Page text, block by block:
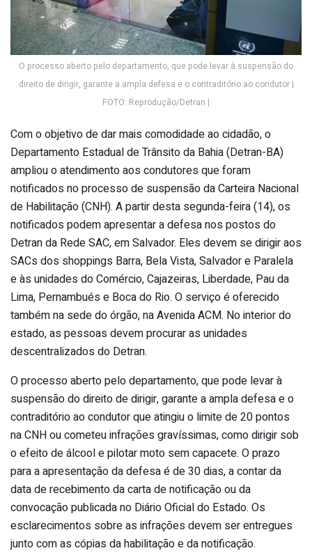
O processo aberto pelo departamento, que pode levar à suspensão do
direito de dirigir, garante a ampla defesa e o contraditório ao condutor |
FOTO: Reprodução/Detran |
Com o objetivo de dar mais comodidade ao cidadão, o
Departamento Estadual de Trânsito da Bahia (Detran-BA)
ampliou o atendimento aos condutores que foram
notificados no processo de suspensão da Carteira Nacional
de Habilitação (CNH). A partir desta segunda-feira (14), os
notificados podem apresentar a defesa nos postos do
Detran da Rede SAC, em Salvador. Eles devem se dirigir aos
SACs dos shoppings Barra, Bela Vista, Salvador e Paralela
e às unidades do Comércio, Cajazeiras, Liberdade, Pau da
Lima, Pernambués e Boca do Rio. O serviço é oferecido
também na sede do órgão, na Avenida ACM. No interior do
estado, as pessoas devem procurar as unidades
descentralizados do Detran.
O processo aberto pelo departamento, que pode levar à
suspensão do direito de dirigir, garante a ampla defesa e o
contraditório ao condutor que atingiu o limite de 20 pontos
na CNH ou cometeu infrações gravíssimas, como dirigir sob
o efeito de álcool e pilotar moto sem capacete. O prazo
para a apresentação da defesa é de 30 dias, a contar da
data de recebimento da carta de notificação ou da
convocação publicada no Diário Oficial do Estado. Os
esclarecimentos sobre as infrações devem ser entregues
junto com as cópias da habilitação e da notificação.